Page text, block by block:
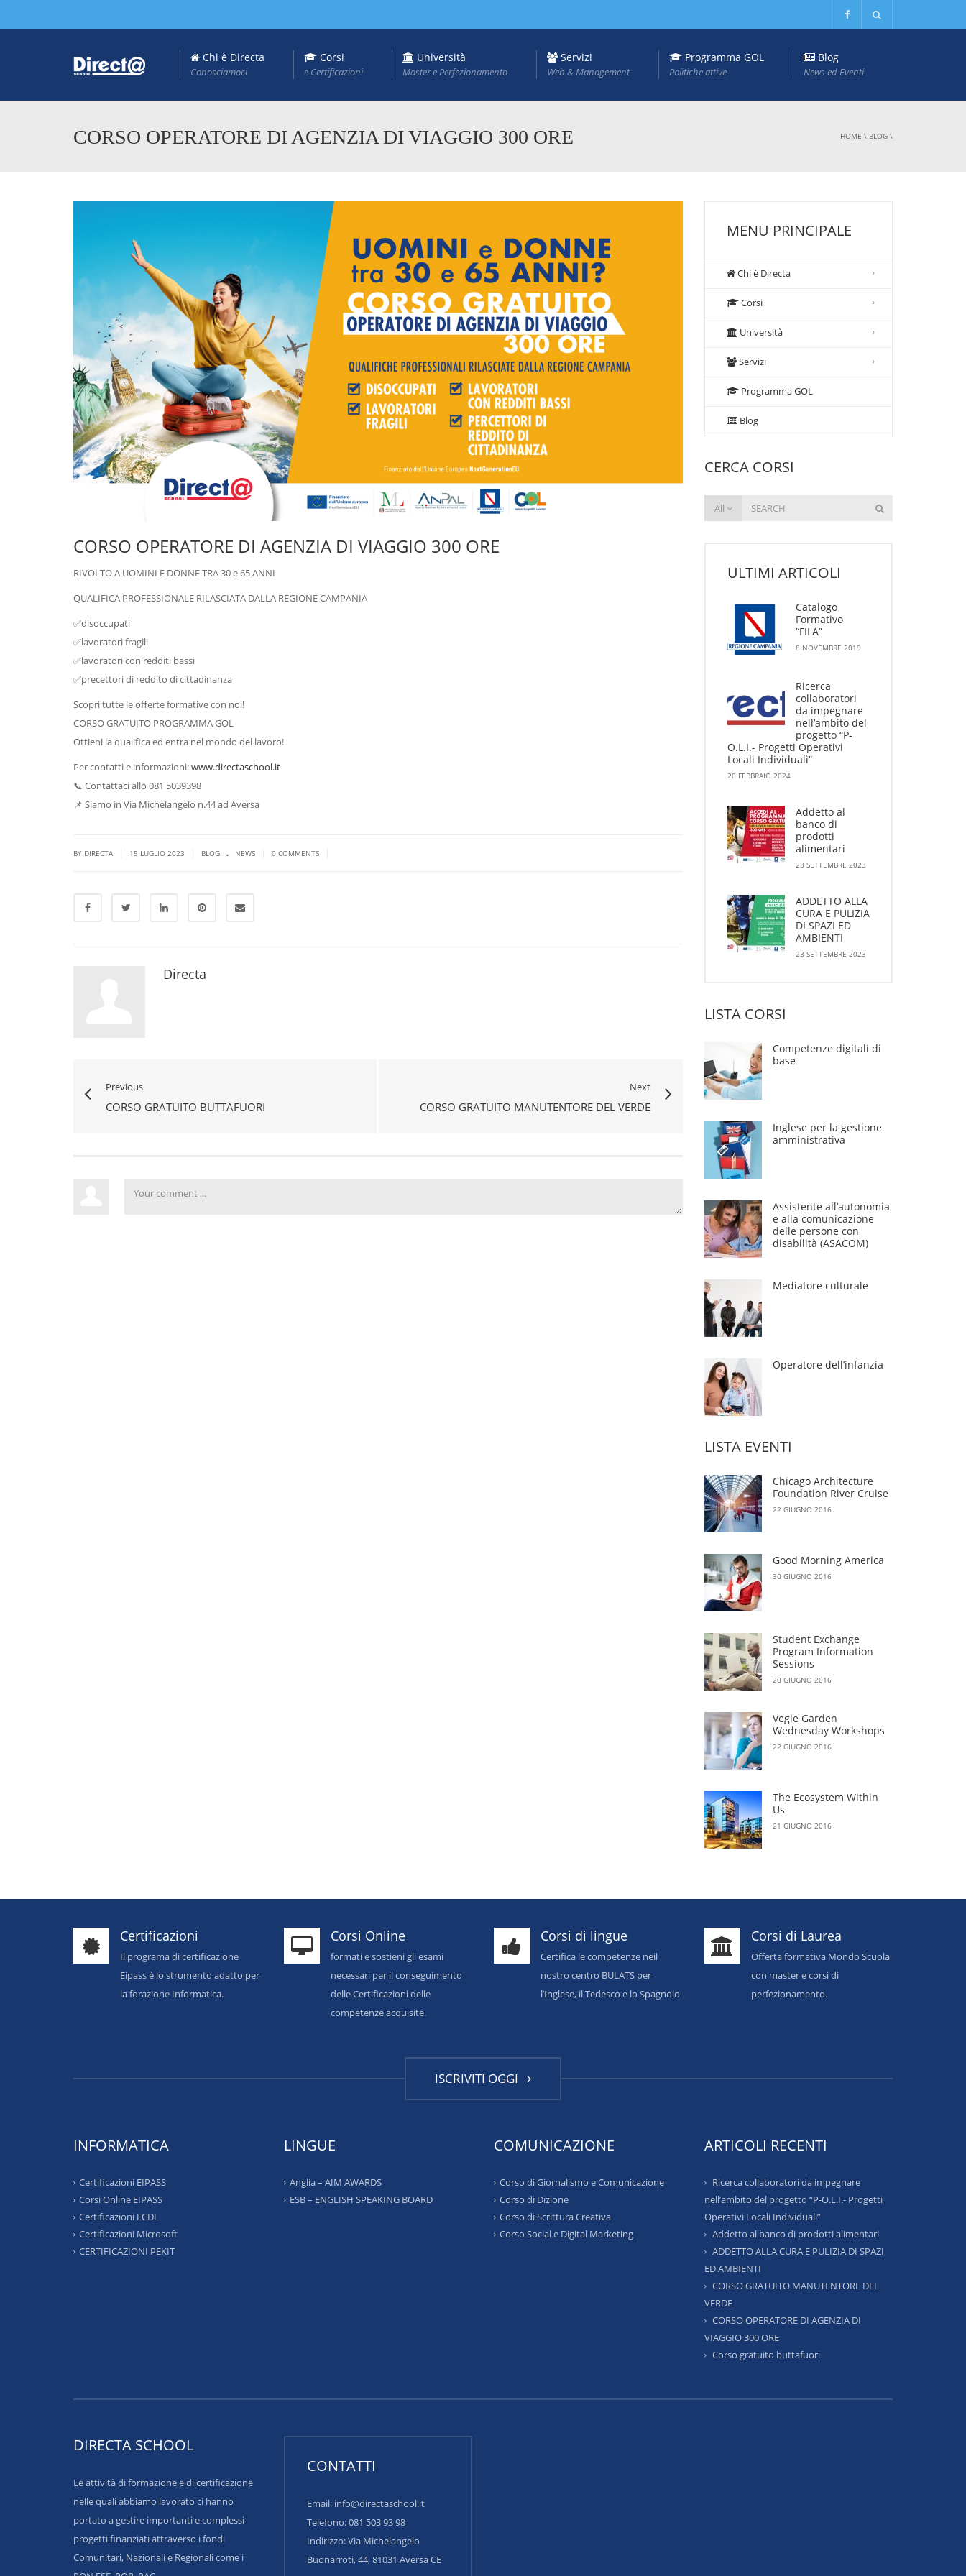
Chi è Directa
Conosciamoci
Corsi
e Certificazioni
Università
Master e Perfezionamento
Servizi
Web & Management
Programma GOL
Politiche attive
Blog
News ed Eventi
CORSO OPERATORE DI AGENZIA DI VIAGGIO 300 ORE HOME \ BLOG \
CORSO OPERATORE DI AGENZIA DI VIAGGIO 300 ORE
RIVOLTO A UOMINI E DONNE TRA 30 e 65 ANNI
QUALIFICA PROFESSIONALE RILASCIATA DALLA REGIONE CAMPANIA
✅disoccupati
✅lavoratori fragili
✅lavoratori con redditi bassi
✅precettori di reddito di cittadinanza
Scopri tutte le offerte formative con noi!
CORSO GRATUITO PROGRAMMA GOL
Ottieni la qualifica ed entra nel mondo del lavoro!
Per contatti e informazioni:www.directaschool.it
📞 Contattaci allo 081 5039398
📌 Siamo in Via Michelangelo n.44 ad Aversa
BY DIRECTA 15 LUGLIO 2023 BLOG . NEWS 0 COMMENTS
Directa
Previous
CORSO GRATUITO BUTTAFUORI
Next
CORSO GRATUITO MANUTENTORE DEL VERDE
MENU PRINCIPALE
Chi è Directa
Corsi
Università
Servizi
Programma GOL
Blog
CERCA CORSI
All
ULTIMI ARTICOLI
Catalogo
Formativo
“FILA”
8 NOVEMBRE 2019
Ricerca
collaboratori
da impegnare
nell’ambito del
progetto “P-
O.L.I.- Progetti Operativi
Locali Individuali”
20 FEBBRAIO 2024
Addetto al
banco di
prodotti
alimentari
23 SETTEMBRE 2023
ADDETTO ALLA
CURA E PULIZIA
DI SPAZI ED
AMBIENTI
23 SETTEMBRE 2023
LISTA CORSI
Competenze digitali di
base
Inglese per la gestione
amministrativa
Assistente all’autonomia
e alla comunicazione
delle persone con
disabilità (ASACOM)
Mediatore culturale
Operatore dell’infanzia
LISTA EVENTI
Chicago Architecture
Foundation River Cruise
22 GIUGNO 2016
Good Morning America
30 GIUGNO 2016
Student Exchange
Program Information
Sessions
20 GIUGNO 2016
Vegie Garden
Wednesday Workshops
22 GIUGNO 2016
The Ecosystem Within
Us
21 GIUGNO 2016
Certificazioni
Il programa di certificazione
Eipass è lo strumento adatto per
la forazione Informatica.
Corsi Online
formati e sostieni gli esami
necessari per il conseguimento
delle Certificazioni delle
competenze acquisite.
Corsi di lingue
Certifica le competenze neil
nostro centro BULATS per
l’Inglese, il Tedesco e lo Spagnolo
Corsi di Laurea
Offerta formativa Mondo Scuola
con master e corsi di
perfezionamento.
ISCRIVITI OGGI
INFORMATICA
Certificazioni EIPASS
Corsi Online EIPASS
Certificazioni ECDL
Certificazioni Microsoft
CERTIFICAZIONI PEKIT
LINGUE
Anglia – AIM AWARDS
ESB – ENGLISH SPEAKING BOARD
COMUNICAZIONE
Corso di Giornalismo e Comunicazione
Corso di Dizione
Corso di Scrittura Creativa
Corso Social e Digital Marketing
ARTICOLI RECENTI
Ricerca collaboratori da impegnare
nell’ambito del progetto “P-O.L.I.- Progetti
Operativi Locali Individuali”
Addetto al banco di prodotti alimentari
ADDETTO ALLA CURA E PULIZIA DI SPAZI
ED AMBIENTI
CORSO GRATUITO MANUTENTORE DEL
VERDE
CORSO OPERATORE DI AGENZIA DI
VIAGGIO 300 ORE
Corso gratuito buttafuori
DIRECTA SCHOOL
Le attività di formazione e di certificazione
nelle quali abbiamo lavorato ci hanno
portato a gestire importanti e complessi
progetti finanziati attraverso i fondi
Comunitari, Nazionali e Regionali come i
CONTATTI
Email: info@directaschool.it
Telefono: 081 503 93 98
Indirizzo:Via Michelangelo
Buonarroti, 44, 81031 Aversa CE